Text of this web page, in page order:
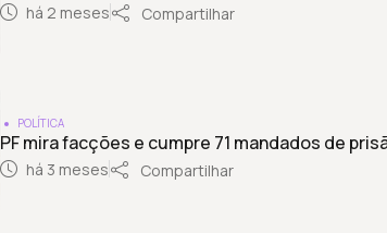
há 2 meses Compartilhar
POLÍTICA
PF mira facções e cumpre 71 mandados de
há 3 meses Compartilhar